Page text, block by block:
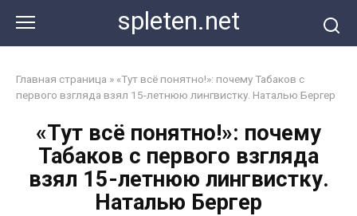
контенту
spleten.net
Главная страница » «Тут всё понятно!»: почему Табаков с
первого взгляда взял 15-летнюю лингвистку. Наталью Бергер
«Тут всё понятно!»: почему
Табаков с первого взгляда
взял 15-летнюю лингвистку.
Наталью Бергер